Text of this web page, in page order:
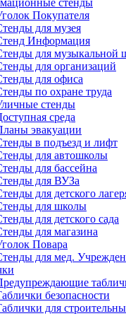
стенды
Покупателя
для музея
Информация
для музыкальной
для организаций
для офиса
по охране труда
стенды
среда
эвакуации
в подъезд и лифт
для автошколы
для бассейна
для ВУЗа
для детского
для школы
для детского сада
для магазина
Повара
для мед.
безопасности
для